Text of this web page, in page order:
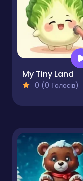
My Tiny Land
0 (0 Голосів)